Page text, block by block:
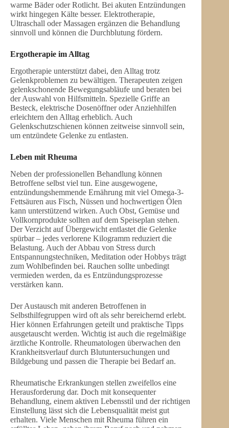
warme Bäder oder Rotlicht. Bei akuten Entzündungen
wirkt hingegen Kälte besser. Elektrotherapie,
Ultraschall oder Massagen ergänzen die Behandlung
sinnvoll und können die Durchblutung fördern.
Ergotherapie im Alltag
Ergotherapie unterstützt dabei, den Alltag trotz
Gelenkproblemen zu bewältigen. Therapeuten zeigen
gelenkschonende Bewegungsabläufe und beraten bei
der Auswahl von Hilfsmitteln. Spezielle Griffe an
Besteck, elektrische Dosenöffner oder Anziehhilfen
erleichtern den Alltag erheblich. Auch
Gelenkschutzschienen können zeitweise sinnvoll sein,
um entzündete Gelenke zu entlasten.
Leben mit Rheuma
Neben der professionellen Behandlung können
Betroffene selbst viel tun. Eine ausgewogene,
entzündungshemmende Ernährung mit viel Omega-3-
Fettsäuren aus Fisch, Nüssen und hochwertigen Ölen
kann unterstützend wirken. Auch Obst, Gemüse und
Vollkornprodukte sollten auf dem Speiseplan stehen.
Der Verzicht auf Übergewicht entlastet die Gelenke
spürbar – jedes verlorene Kilogramm reduziert die
Belastung. Auch der Abbau von Stress durch
Entspannungstechniken, Meditation oder Hobbys trägt
zum Wohlbefinden bei. Rauchen sollte unbedingt
vermieden werden, da es Entzündungsprozesse
verstärken kann.
Der Austausch mit anderen Betroffenen in
Selbsthilfegruppen wird oft als sehr bereichernd erlebt.
Hier können Erfahrungen geteilt und praktische Tipps
ausgetauscht werden. Wichtig ist auch die regelmäßige
ärztliche Kontrolle. Rheumatologen überwachen den
Krankheitsverlauf durch Blutuntersuchungen und
Bildgebung und passen die Therapie bei Bedarf an.
Rheumatische Erkrankungen stellen zweifellos eine
Herausforderung dar. Doch mit konsequenter
Behandlung, einem aktiven Lebensstil und der richtigen
Einstellung lässt sich die Lebensqualität meist gut
erhalten. Viele Menschen mit Rheuma führen ein